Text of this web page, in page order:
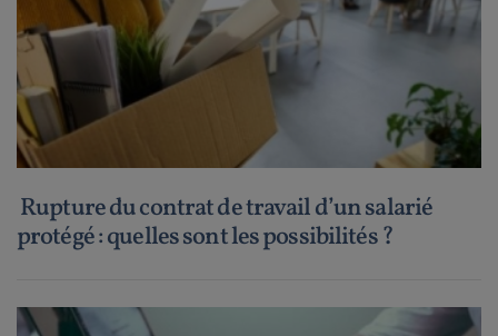
Rupture du contrat de travail d’un salarié
protégé : quelles sont les possibilités ?